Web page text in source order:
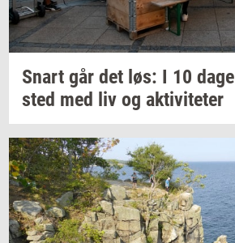
Snart går det løs: I 10 dage
sted med liv og ak­ti­vi­te­ter